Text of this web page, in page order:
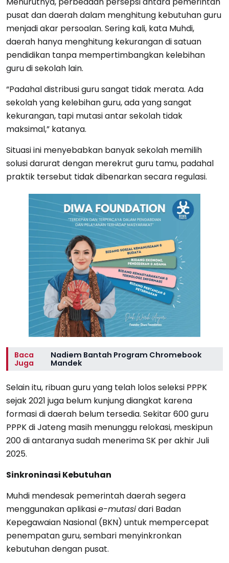
pusat dan daerah dalam menghitung kebutuhan guru
menjadi akar persoalan. Sering kali, kata Muhdi,
daerah hanya menghitung kekurangan di satuan
pendidikan tanpa mempertimbangkan kelebihan
guru di sekolah lain.
“Padahal distribusi guru sangat tidak merata. Ada
sekolah yang kelebihan guru, ada yang sangat
kekurangan, tapi mutasi antar sekolah tidak
maksimal,” katanya.
Situasi ini menyebabkan banyak sekolah memilih
solusi darurat dengan merekrut guru tamu, padahal
praktik tersebut tidak dibenarkan secara regulasi.
Baca
Juga
Nadiem Bantah Program Chromebook
Mandek
Selain itu, ribuan guru yang telah lolos seleksi PPPK
sejak 2021 juga belum kunjung diangkat karena
formasi di daerah belum tersedia. Sekitar 600 guru
PPPK di Jateng masih menunggu relokasi, meskipun
200 di antaranya sudah menerima SK per akhir Juli
2025.
Sinkroninasi Kebutuhan
Muhdi mendesak pemerintah daerah segera
menggunakan aplikasie-mutasidari Badan
Kepegawaian Nasional (BKN) untuk mempercepat
penempatan guru, sembari menyinkronkan
kebutuhan dengan pusat.